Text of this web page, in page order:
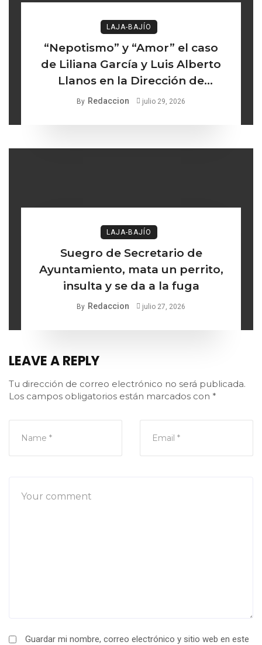
LAJA-BAJÍO
“Nepotismo” y “Amor” el caso
de Liliana García y Luis Alberto
Llanos en la Dirección de
Turismo de Comonfort la línea
By Redaccion julio 29, 2026
LAJA-BAJÍO
Suegro de Secretario de
Ayuntamiento, mata un perrito,
insulta y se da a la fuga
By Redaccion julio 27, 2026
LEAVE A REPLY
Tu dirección de correo electrónico no será publicada.
Los campos obligatorios están marcados con *
Guardar mi nombre, correo electrónico y sitio web en este